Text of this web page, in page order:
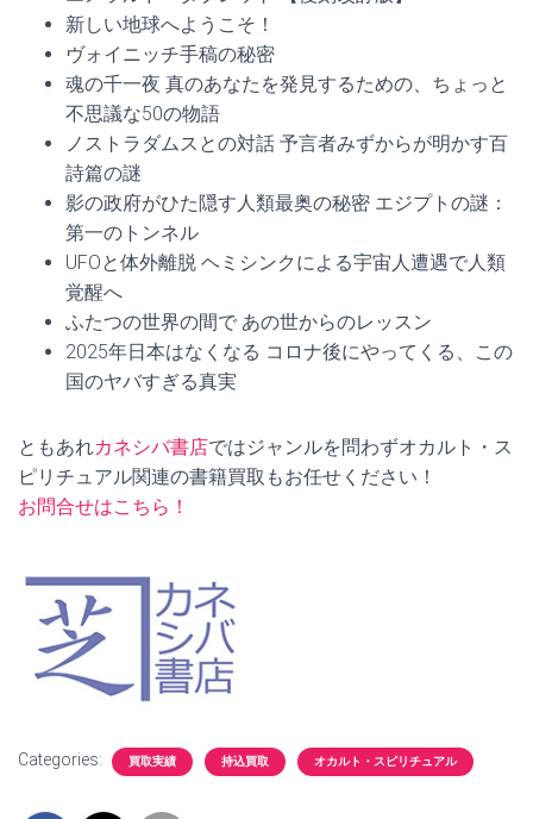
新しい地球へようこそ！
ヴォイニッチ手稿の秘密
魂の千一夜 真のあなたを発見するための、ちょっと
不思議な50の物語
ノストラダムスとの対話 予言者みずからが明かす百
詩篇の謎
影の政府がひた隠す人類最奥の秘密 エジプトの謎：
第一のトンネル
UFOと体外離脱 ヘミシンクによる宇宙人遭遇で人類
覚醒へ
ふたつの世界の間で あの世からのレッスン
2025年日本はなくなる コロナ後にやってくる、この
国のヤバすぎる真実
ともあれカネシバ書店ではジャンルを問わずオカルト・ス
ピリチュアル関連の書籍買取もお任せください！
お問合せはこちら！
Categories: 買取実績 持込買取 オカルト・スピリチュアル